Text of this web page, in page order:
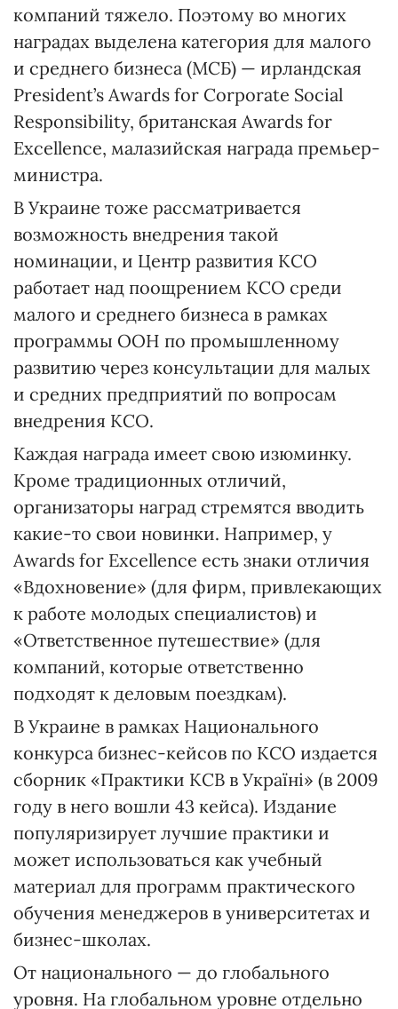
компаний тяжело. Поэтому во многих
наградах выделена категория для малого
и среднего бизнеса (МСБ) — ирландская
President’s Awards for Corporate Social
Responsibility, британская Awards for
Excellence, малазийская награда премьер-
министра.
В Украине тоже рассматривается
возможность внедрения такой
номинации, и Центр развития КСО
работает над поощрением КСО среди
малого и среднего бизнеса в рамках
программы ООН по промышленному
развитию через консультации для малых
и средних предприятий по вопросам
внедрения КСО.
Каждая награда имеет свою изюминку.
Кроме традиционных отличий,
организаторы наград стремятся вводить
какие-то свои новинки. Например, у
Awards for Excellence есть знаки отличия
«Вдохновение» (для фирм, привлекающих
к работе молодых специалистов) и
«Ответственное путешествие» (для
компаний, которые ответственно
подходят к деловым поездкам).
В Украине в рамках Национального
конкурса бизнес-кейсов по КСО издается
сборник «Практики КСВ в Україні» (в 2009
году в него вошли 43 кейса). Издание
популяризирует лучшие практики и
может использоваться как учебный
материал для программ практического
обучения менеджеров в университетах и
бизнес-школах.
От национального — до глобального
уровня. На глобальном уровне отдельно